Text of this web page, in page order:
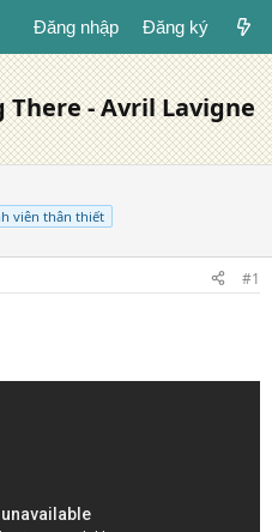
Đăng nhập Đăng ký
There - Avril Lavigne
viên thân thiết
#1